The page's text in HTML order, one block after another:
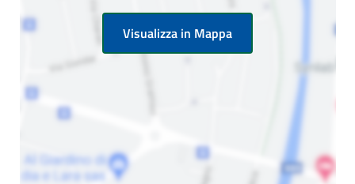
Visualizza in Mappa